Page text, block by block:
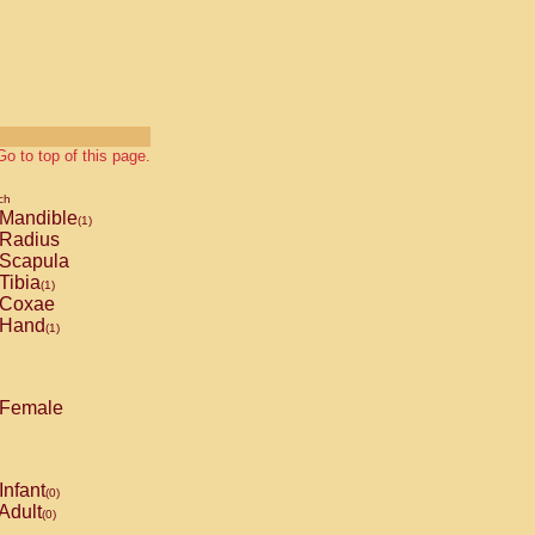
to top of this page.
Mandible(1)
Radius
Scapula
Tibia(1)
Coxae
Hand(1)
Female
Infant(0)
(0)